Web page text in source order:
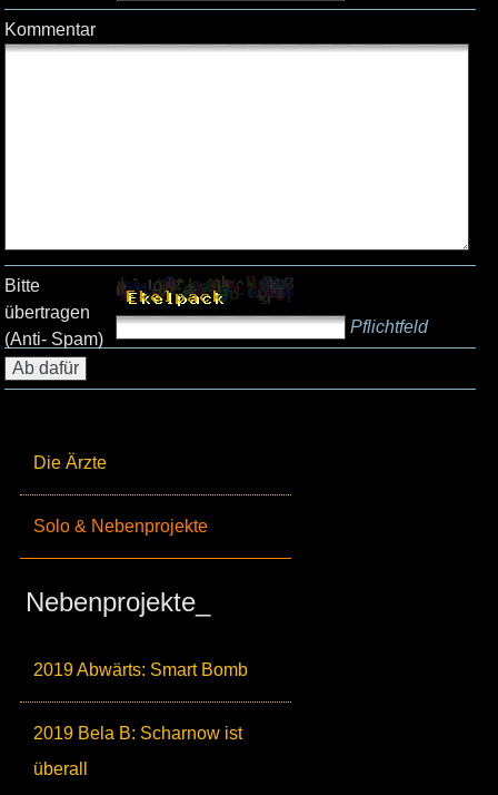
Die Ärzte
Solo & Nebenprojekte
Nebenprojekte_
2019 Abwärts: Smart Bomb
2019 Bela B: Scharnow ist
überall
Kommentar
Bitte
übertragen
(Anti- Spam)
Pflichtfeld